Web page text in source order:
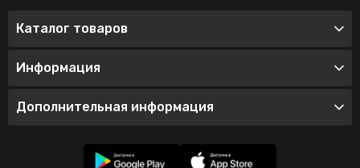
Каталог товаров
Информация
Дополнительная информация